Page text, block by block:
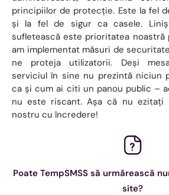
principiilor de protecție. Este la fel
și la fel de sigur ca casele.
sufletească este prioritatea noastră
am implementat măsuri de
ne proteja utilizatorii. Deși
serviciul în sine nu prezintă niciun
ca și cum ai citi un panou public –
nu este riscant. Așa că nu ezitați
nostru cu încredere!
Poate TempSMSS să urmărească
site?